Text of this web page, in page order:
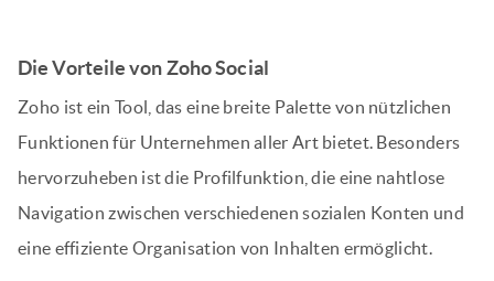
Die Vorteile von Zoho Social
Zoho ist ein Tool, das eine breite Palette von nützlichen
Funktionen für Unternehmen aller Art bietet. Besonders
hervorzuheben ist die Profilfunktion, die eine nahtlose
Navigation zwischen verschiedenen sozialen Konten und
eine effiziente Organisation von Inhalten ermöglicht.